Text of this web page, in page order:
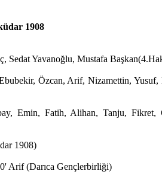
1908
Sedat Yavanoğlu, Mustafa
Özcan, Arif, Nizamettin,
Emin, Fatih, Alihan, Tanju, Fikret,
1908)
Arif (Darıca Gençlerbirliği)